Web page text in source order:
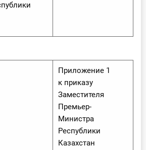
Приложение 1
к приказу
Заместителя
Премьер-
Министра
Республики
Казахстан